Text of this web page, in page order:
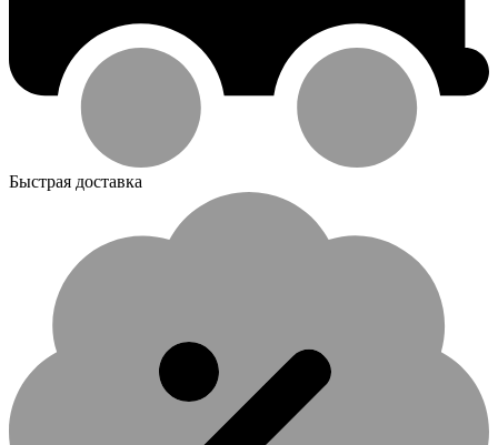
Быстрая доставка